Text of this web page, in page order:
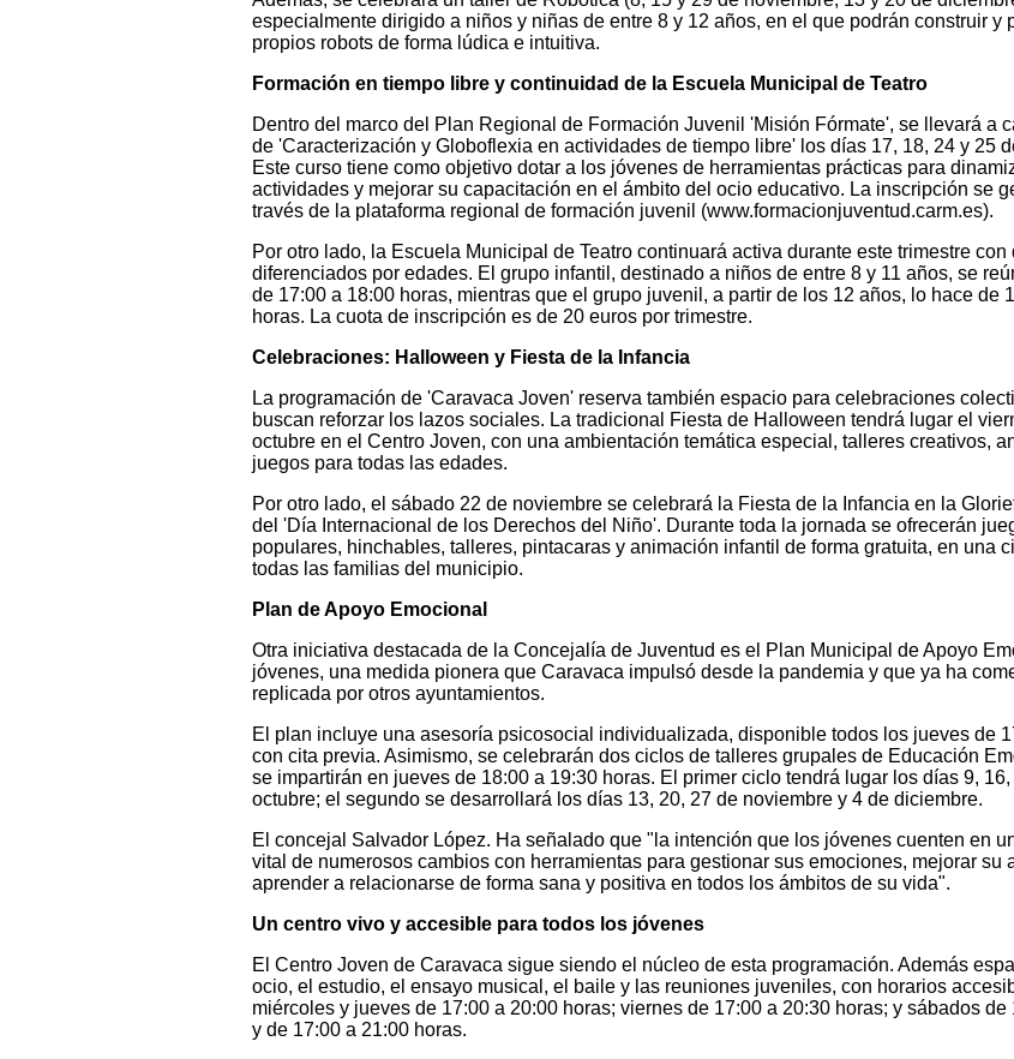
especialmente dirigido a niños y niñas de entre 8 y 12 años, en el que podrán construir y
propios robots de forma lúdica e intuitiva.
Formación en tiempo libre y continuidad de la Escuela Municipal de Teatro
Dentro del marco del Plan Regional de Formación Juvenil 'Misión Fórmate', se llevará a
de 'Caracterización y Globoflexia en actividades de tiempo libre' los días 17, 18, 24 y 25
Este curso tiene como objetivo dotar a los jóvenes de herramientas prácticas para
actividades y mejorar su capacitación en el ámbito del ocio educativo. La inscripción se
través de la plataforma regional de formación juvenil (www.formacionjuventud.carm.es).
Por otro lado, la Escuela Municipal de Teatro continuará activa durante este trimestre con
diferenciados por edades. El grupo infantil, destinado a niños de entre 8 y 11 años, se
de 17:00 a 18:00 horas, mientras que el grupo juvenil, a partir de los 12 años, lo hace de
horas. La cuota de inscripción es de 20 euros por trimestre.
Celebraciones: Halloween y Fiesta de la Infancia
La programación de 'Caravaca Joven' reserva también espacio para celebraciones
buscan reforzar los lazos sociales. La tradicional Fiesta de Halloween tendrá lugar el
octubre en el Centro Joven, con una ambientación temática especial, talleres creativos,
juegos para todas las edades.
Por otro lado, el sábado 22 de noviembre se celebrará la Fiesta de la Infancia en la
del 'Día Internacional de los Derechos del Niño'. Durante toda la jornada se ofrecerán
populares, hinchables, talleres, pintacaras y animación infantil de forma gratuita, en una
todas las familias del municipio.
Plan de Apoyo Emocional
Otra iniciativa destacada de la Concejalía de Juventud es el Plan Municipal de Apoyo
jóvenes, una medida pionera que Caravaca impulsó desde la pandemia y que ya ha
replicada por otros ayuntamientos.
El plan incluye una asesoría psicosocial individualizada, disponible todos los jueves de
con cita previa. Asimismo, se celebrarán dos ciclos de talleres grupales de Educación
se impartirán en jueves de 18:00 a 19:30 horas. El primer ciclo tendrá lugar los días 9,
octubre; el segundo se desarrollará los días 13, 20, 27 de noviembre y 4 de diciembre.
El concejal Salvador López. Ha señalado que "la intención que los jóvenes cuenten en
vital de numerosos cambios con herramientas para gestionar sus emociones, mejorar su
aprender a relacionarse de forma sana y positiva en todos los ámbitos de su vida".
Un centro vivo y accesible para todos los jóvenes
El Centro Joven de Caravaca sigue siendo el núcleo de esta programación. Además
ocio, el estudio, el ensayo musical, el baile y las reuniones juveniles, con horarios
miércoles y jueves de 17:00 a 20:00 horas; viernes de 17:00 a 20:30 horas; y sábados de
y de 17:00 a 21:00 horas.